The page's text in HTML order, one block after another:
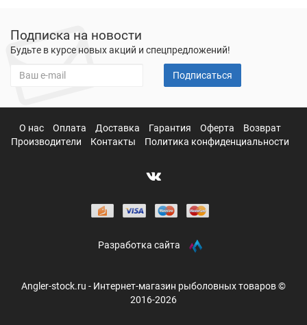
Подписка на новости
Будьте в курсе новых акций и спецпредложений!
Подписаться
О нас Оплата Доставка Гарантия Оферта
Возврат
Производители
Контакты Политика конфиденциальности
Разработка сайта
Angler-stock.ru - Интернет-магазин рыболовных товаров ©
2016-2026